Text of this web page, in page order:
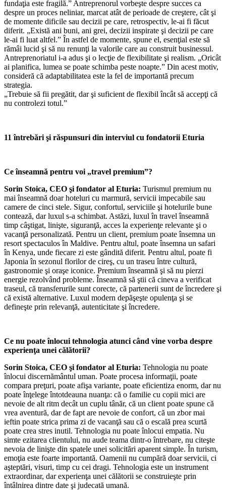
fundaţia este fragilă.” Antreprenorul vorbeşte despre succes ca
despre un proces neliniar, marcat atât de perioade de creştere, cât şi
de momente dificile sau decizii pe care, retrospectiv, le-ai fi făcut
diferit. „Există ani buni, ani grei, decizii inspirate şi decizii pe care
le-ai fi luat altfel.” În astfel de momente, spune el, esenţial este să
rămâi lucid şi să nu renunţi la valorile care au construit businessul.
Antreprenoriatul i-a adus şi o lecţie de flexibilitate şi realism. „Oricât
ai planifica, lumea se poate schimba peste noapte.” Din acest motiv,
consideră că adaptabilitatea este la fel de importantă precum
strategia.
„Trebuie să fii pregătit, dar şi suficient de flexibil încât să accepţi că
nu controlezi totul.”
11 întrebări şi răspunsuri din interviul cu fondatorii Eturia
Ce înseamnă pentru voi „travel premium”?
Sorin Stoica, CEO şi fondator al Eturia: Turismul premium nu
mai înseamnă doar hoteluri cu marmură, servicii impecabile sau
camere de cinci stele. Sigur, confortul, serviciile şi hotelurile bune
contează, dar luxul s-a schimbat. Astăzi, luxul în travel înseamnă
timp câştigat, linişte, siguranţă, acces la experienţe relevante şi o
vacanţă personalizată. Pentru un client, premium poate însemna un
resort spectaculos în Maldive. Pentru altul, poate însemna un safari
în Kenya, unde fiecare zi este gândită diferit. Pentru altul, poate fi
Japonia în sezonul florilor de cireş, cu un traseu între cultură,
gastronomie şi oraşe iconice. Premium înseamnă şi să nu pierzi
energie rezolvând probleme. Înseamnă să ştii că cineva a verificat
traseul, că transferurile sunt corecte, că partenerii sunt de încredere şi
că există alternative. Luxul modern depăşeşte opulenţa şi se
defineşte prin relevanţă, autenticitate şi încredere.
Ce nu poate înlocui tehnologia atunci când vine vorba despre
experienţa unei călătorii?
Sorin Stoica, CEO şi fondator al Eturia: Tehnologia nu poate
înlocui discernământul uman. Poate procesa informaţii, poate
compara preţuri, poate afişa variante, poate eficientiza enorm, dar nu
poate înţelege întotdeauna nuanţa: că o familie cu copii mici are
nevoie de alt ritm decât un cuplu tânăr, că un client poate spune că
vrea aventură, dar de fapt are nevoie de confort, că un zbor mai
ieftin poate strica prima zi de vacanţă sau că o escală prea scurtă
poate crea stres inutil. Tehnologia nu poate înlocui empatia. Nu
simte ezitarea clientului, nu aude teama dintr-o întrebare, nu citeşte
nevoia de linişte din spatele unei solicitări aparent simple. În turism,
emoţia este foarte importantă. Oamenii nu cumpără doar servicii, ci
aşteptări, visuri, timp cu cei dragi. Tehnologia este un instrument
extraordinar, dar experienţa unei călătorii se construieşte prin
întâlnirea dintre date şi judecată umană.